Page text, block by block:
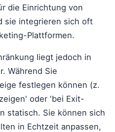
die Einrichtung von
sie integrieren sich oft
Plattformen.
liegt jedoch in
Während Sie
festlegen können (z.
oder 'bei Exit-
statisch. Sie können sich
in Echtzeit anpassen,